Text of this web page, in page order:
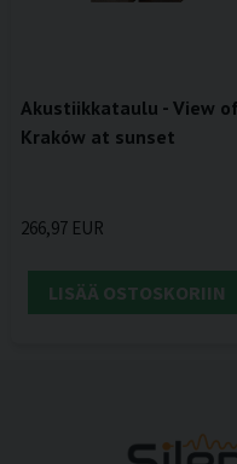
Akustiikkataulu - View of
Kraków at sunset
266,97 EUR
LISÄÄ OSTOSKORIIN